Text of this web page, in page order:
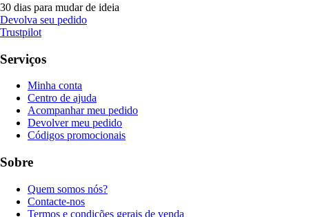
30 dias para mudar de ideia
Devolva seu pedido
Trustpilot
Serviços
Minha conta
Centro de ajuda
Acompanhar meu pedido
Devolver meu pedido
Códigos promocionais
Sobre
Quem somos nós?
Contacte-nos
Termos e condições gerais de venda